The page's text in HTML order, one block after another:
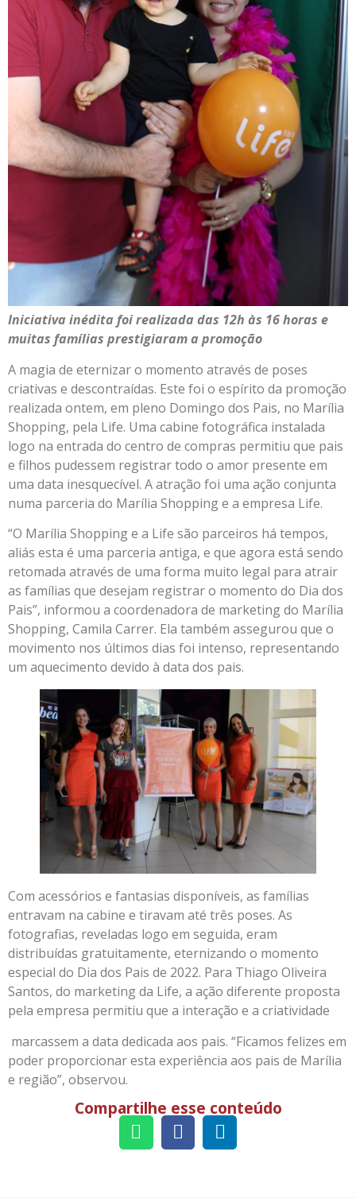
Iniciativa inédita foi realizada das 12h às 16 horas e
muitas famílias prestigiaram a promoção
A magia de eternizar o momento através de poses
criativas e descontraídas. Este foi o espírito da promoção
realizada ontem, em pleno Domingo dos Pais, no Marília
Shopping, pela Life. Uma cabine fotográfica instalada
logo na entrada do centro de compras permitiu que pais
e filhos pudessem registrar todo o amor presente em
uma data inesquecível. A atração foi uma ação conjunta
numa parceria do Marília Shopping e a empresa Life.
“O Marília Shopping e a Life são parceiros há tempos,
aliás esta é uma parceria antiga, e que agora está sendo
retomada através de uma forma muito legal para atrair
as famílias que desejam registrar o momento do Dia dos
Pais”, informou a coordenadora de marketing do Marília
Shopping, Camila Carrer. Ela também assegurou que o
movimento nos últimos dias foi intenso, representando
um aquecimento devido à data dos pais.
Com acessórios e fantasias disponíveis, as famílias
entravam na cabine e tiravam até três poses. As
fotografias, reveladas logo em seguida, eram
distribuídas gratuitamente, eternizando o momento
especial do Dia dos Pais de 2022. Para Thiago Oliveira
Santos, do marketing da Life, a ação diferente proposta
pela empresa permitiu que a interação e a criatividade
marcassem a data dedicada aos pais. “Ficamos felizes em
poder proporcionar esta experiência aos pais de Marília
e região”, observou.
Compartilhe esse conteúdo